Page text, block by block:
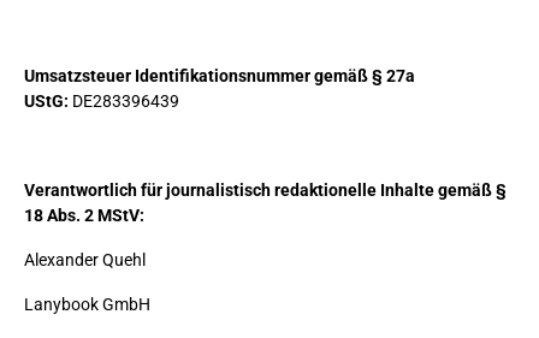
Umsatzsteuer Identifikationsnummer gemäß § 27a
UStG: DE283396439
Verantwortlich für journalistisch redaktionelle Inhalte gemäß §
18 Abs. 2 MStV:
Alexander Quehl
Lanybook GmbH